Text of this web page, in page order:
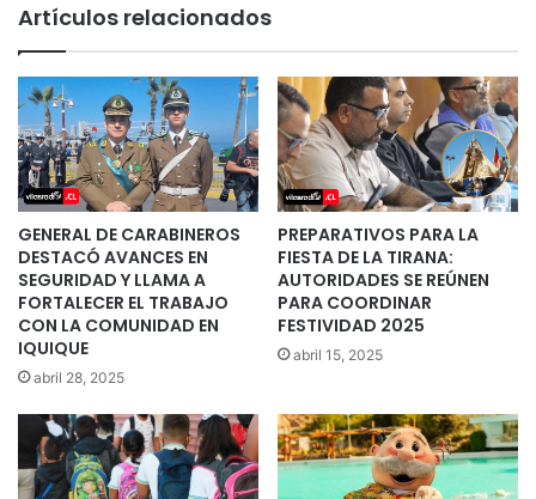
Artículos relacionados
GENERAL DE CARABINEROS
DESTACÓ AVANCES EN
SEGURIDAD Y LLAMA A
FORTALECER EL TRABAJO
CON LA COMUNIDAD EN
IQUIQUE
abril 28, 2025
PREPARATIVOS PARA LA
FIESTA DE LA TIRANA:
AUTORIDADES SE REÚNEN
PARA COORDINAR
FESTIVIDAD 2025
abril 15, 2025